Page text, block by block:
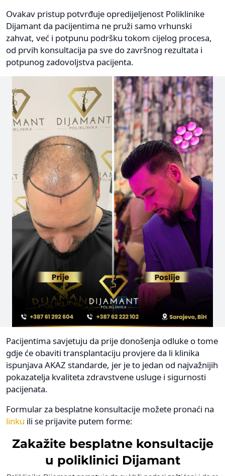
Ovakav pristup potvrđuje opredijeljenost Poliklinike
Dijamant da pacijentima ne pruži samo vrhunski
zahvat, već i potpunu podršku tokom cijelog procesa,
od prvih konsultacija pa sve do završnog rezultata i
potpunog zadovoljstva pacijenta.
Pacijentima savjetuju da prije donošenja odluke o tome
gdje će obaviti transplantaciju provjere da li klinika
ispunjava AKAZ standarde, jer je to jedan od najvažnijih
pokazatelja kvaliteta zdravstvene usluge i sigurnosti
pacijenata.
Formular za besplatne konsultacije možete pronaći na
linku ili se prijavite putem forme: